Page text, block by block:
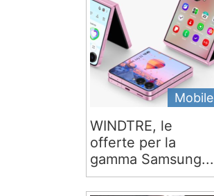
Mobile
WINDTRE, le
offerte per la
gamma Samsung...